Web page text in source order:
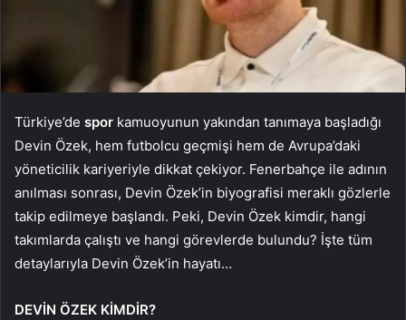
Türkiye’de spor kamuoyunun yakından tanımaya başladığı
Devin Özek, hem futbolcu geçmişi hem de Avrupa’daki
yöneticilik kariyeriyle dikkat çekiyor. Fenerbahçe ile adının
anılması sonrası, Devin Özek’in biyografisi meraklı gözlerle
takip edilmeye başlandı. Peki, Devin Özek kimdir, hangi
takımlarda çalıştı ve hangi görevlerde bulundu? İşte tüm
detaylarıyla Devin Özek’in hayatı…
DEVİN ÖZEK KİMDİR?